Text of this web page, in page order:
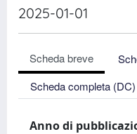
2025-01-01
Scheda breve
Scheda completa (DC)
Anno di